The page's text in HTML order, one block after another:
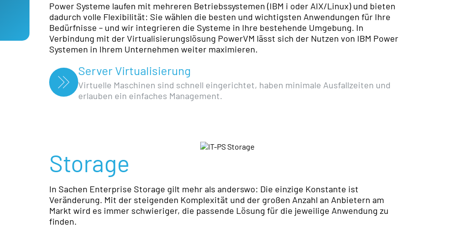
Power Systeme laufen mit mehreren Betriebssystemen (IBM i oder AIX/Linux) und bieten
dadurch volle Flexibilität: Sie wählen die besten und wichtigsten Anwendungen für Ihre
Bedürfnisse – und wir integrieren die Systeme in Ihre bestehende Umgebung. In
Verbindung mit der Virtualisierungslösung PowerVM lässt sich der Nutzen von IBM Power
Systemen in Ihrem Unternehmen weiter maximieren.
Server Virtualisierung
Virtuelle Maschinen sind schnell eingerichtet, haben minimale Ausfallzeiten und
erlauben ein einfaches Management.
Storage
In Sachen Enterprise Storage gilt mehr als anderswo: Die einzige Konstante ist
Veränderung. Mit der steigenden Komplexität und der großen Anzahl an Anbietern am
Markt wird es immer schwieriger, die passende Lösung für die jeweilige Anwendung zu
finden.